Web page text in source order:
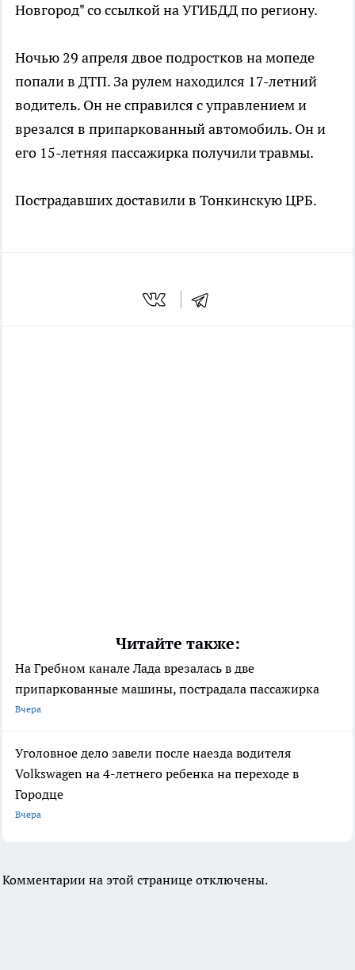
Новгород" со ссылкой на УГИБДД по региону.
Ночью 29 апреля двое подростков на мопеде
попали в ДТП. За рулем находился 17-летний
водитель. Он не справился с управлением и
врезался в припаркованный автомобиль. Он и
его 15-летняя пассажирка получили травмы.
Пострадавших доставили в Тонкинскую ЦРБ.
Читайте также:
На Гребном канале Лада врезалась в две
припаркованные машины, пострадала пассажирка
Вчера
Уголовное дело завели после наезда водителя
Volkswagen на 4-летнего ребенка на переходе в
Городце
Вчера
Комментарии на этой странице отключены.